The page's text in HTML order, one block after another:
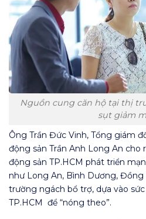
Nguồn cung căn hộ tại thị
sụt giảm
Ông Trần Đức Vinh, Tổng giám
động sản Trần Anh Long An
động sản TP.HCM phát triển
như Long An, Bình Dương,
trường ngách bổ trợ, dựa vào
TP.HCM để “nóng theo”.